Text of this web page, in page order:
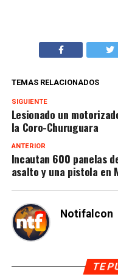
TEMAS RELACIONADOS
SIGUIENTE
Lesionado un
la Coro-Churuguara
ANTERIOR
Incautan 600 panelas
asalto y una pistola en
Notifalcon
TE